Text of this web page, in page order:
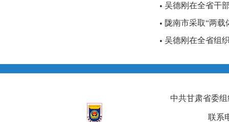
• 吴德刚在全省干
• 陇南市采取“两载
• 吴德刚在全省组
中共甘肃省委
联系